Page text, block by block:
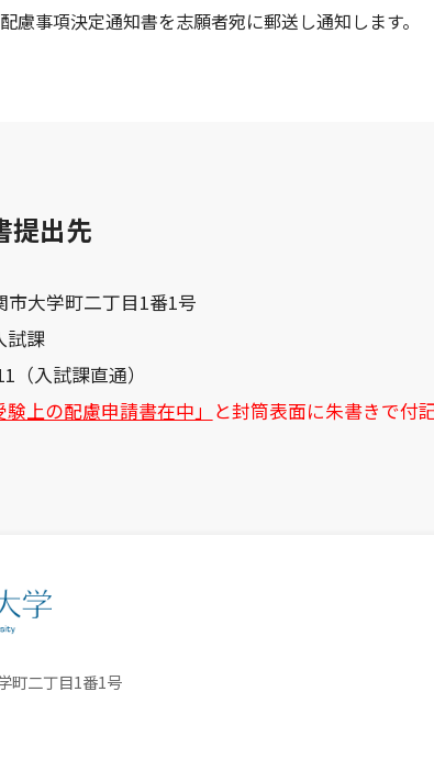
慮事項決定通知書を志願者宛に郵送し通知します。
提出先
大学町二丁目1番1号
試課
（入試課直通）
験上の配慮申請書在中」 と封筒表面に朱書きで付
町二丁目1番1号